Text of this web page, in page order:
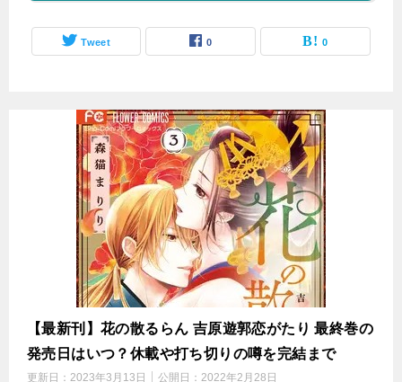
Tweet 0 0
【最新刊】花の散るらん 吉原遊郭恋がたり 最終巻の
発売日はいつ？休載や打ち切りの噂を完結まで
更新日： 2023年3月13日 公開日： 2022年2月28日